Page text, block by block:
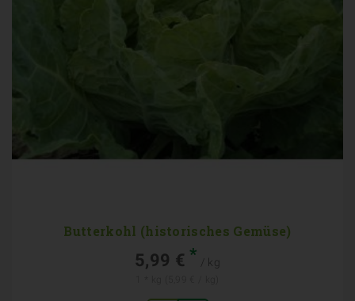
Butterkohl (historisches Gemüse)
5,99 € * / kg